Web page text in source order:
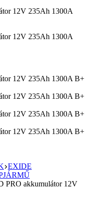
EXIDE
PRO akkumulátor 12V